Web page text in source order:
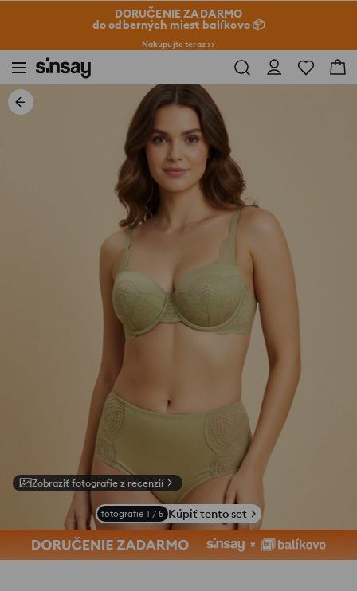
DORUČENIE ZADARMO
do odberných miest balíkovo 📦
Nakupujte teraz >>
Zobraziť fotografie z recenzií
fotografie 1 / 5 Kúpiť tento set